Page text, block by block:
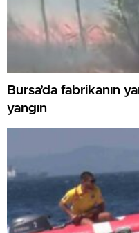
Bursa’da fabrikanın
yangın